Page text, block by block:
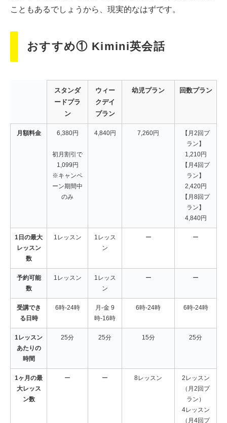
こともあるでしょうから、現実的なはずです。
おすすめ① Kimini英会話
スタンダ
ードプラ
ン
ウィー
クデイ
プラン
幼児プラン 回数プラン
月額料金 6,380円
初月割引で
1,099円
※キャンペ
ーン期間中
のみ
4,840円 7,260円
【月2回プ
ラン】
1,210円
【月4回プ
ラン】
2,420円
【月8回プ
ラン】
4,840円
1日の最大
レッスン
数
1レッスン
1レッス
ン
ー ー
予約可能
数
1レッスン
1レッス
ン
ー ー
受講でき
る日時
6時-24時
月-金 9
時-16時
6時-24時 6時-24時
1レッスン
あたりの
時間
25分 25分 15分 25分
1ヶ月の最
大レッス
ン数
ー ー 8レッスン
2レッスン
（月2回プ
ラン）
4レッスン
（月4回プ